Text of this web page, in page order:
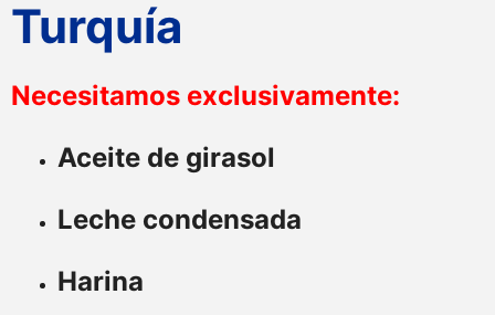
Turquía
Necesitamos exclusivamente:
Aceite de girasol
Leche condensada
Harina